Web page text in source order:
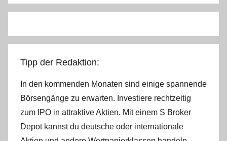
Tipp der Redaktion:
In den kommenden Monaten sind einige spannende
Börsengänge zu erwarten. Investiere rechtzeitig
zum IPO in attraktive Aktien. Mit einem S Broker
Depot kannst du deutsche oder internationale